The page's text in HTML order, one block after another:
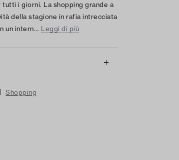
i giorni. La shopping grande a
della stagione in rafia intrecciata
un intern… Leggi di più
Shopping